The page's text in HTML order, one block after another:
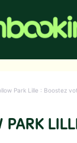
Park Lille : Boostez
PARK